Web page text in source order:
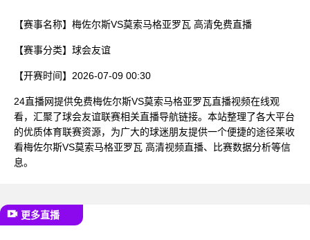
【赛事名称】 梅佐尔斯VS莫索马格亚罗瓦 高清免费直播
【赛事分类】 球会友谊
【开赛时间】 2026-07-09 00:30
24直播网提供免费梅佐尔斯VS莫索马格亚罗瓦直播视频在线观
看，汇聚了球会友谊联赛相关直播导航链接。本站整理了各大平台
的优质体育联赛资源，为广大的球迷朋友提供一个便捷的途径莱收
看梅佐尔斯VS莫索马格亚罗瓦 高清视频直播、比赛数据分析等信
息。
更多直播